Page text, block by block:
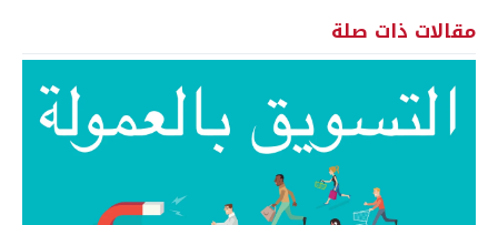
مقالات ذات صلة